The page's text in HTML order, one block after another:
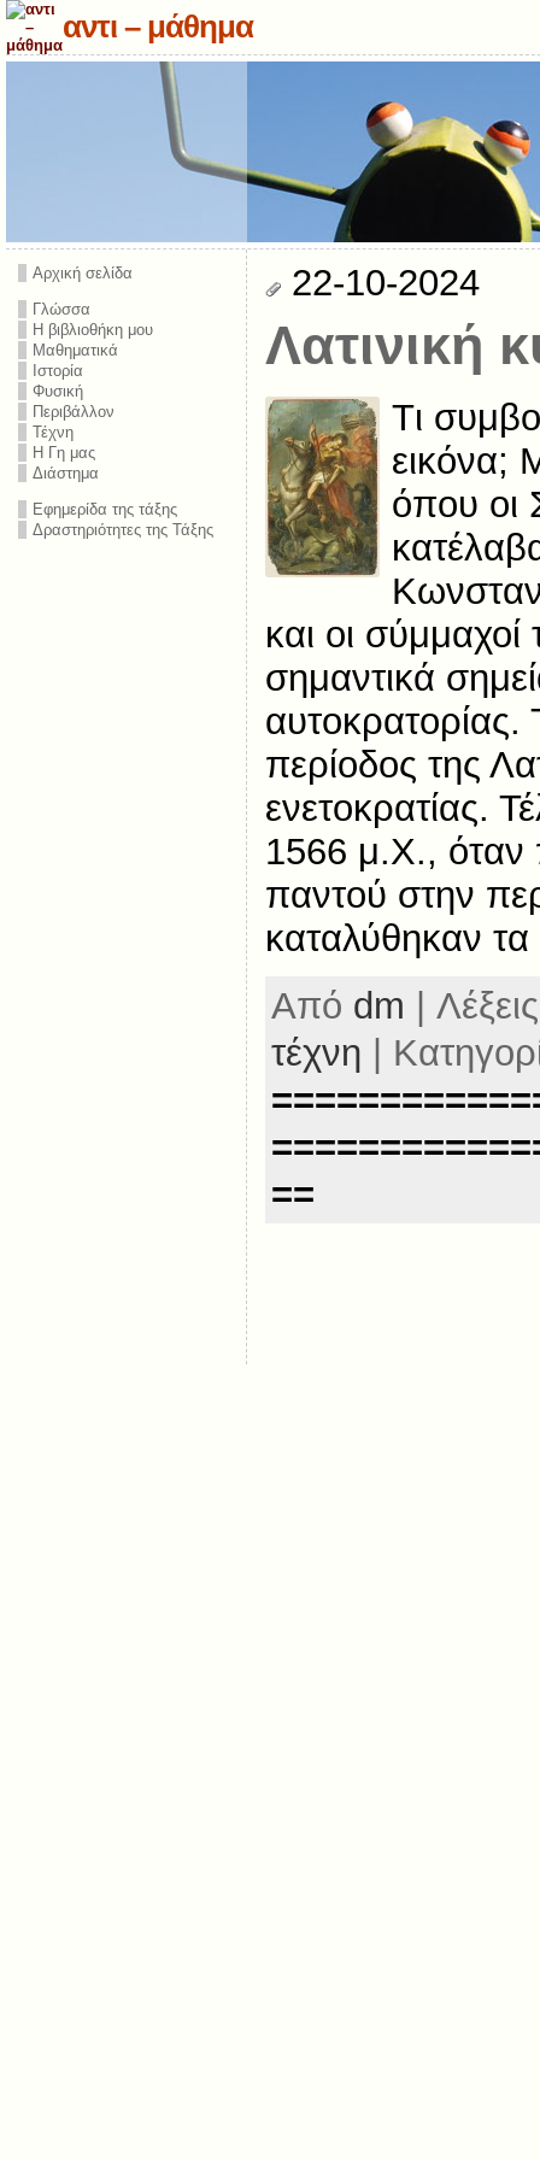
αντι – μάθημα
Αρχική σελίδα
Γλώσσα
Η βιβλιοθήκη μου
Μαθηματικά
Ιστορία
Φυσική
Περιβάλλον
Τέχνη
Η Γη μας
Διάστημα
Εφημερίδα της τάξης
Δραστηριότητες της Τάξης
22-10-2024
Λατινική
Tι
εικόνα;
όπου οι
και οι
σημαντικά
αυτοκρατορίας.
περίοδος της
ενετοκρατίας.
1566 μ.Χ., όταν
παντού στην
καταλύθηκαν
Από dm |
τέχνη |
==